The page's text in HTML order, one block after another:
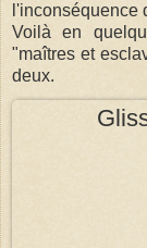
l'inconséquence
Voilà en
"maîtres et
deux.